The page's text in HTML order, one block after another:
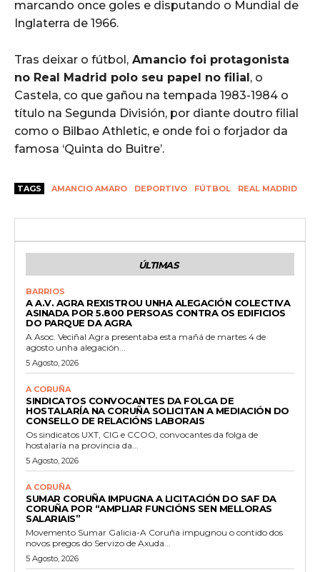
marcando once goles e disputando o Mundial de
Inglaterra de 1966.
Tras deixar o fútbol, Amancio foi protagonista
no Real Madrid polo seu papel no filial, o
Castela, co que gañou na tempada 1983-1984 o
título na Segunda División, por diante doutro filial
como o Bilbao Athletic, e onde foi o forjador da
famosa ‘Quinta do Buitre’.
TAGS AMANCIO AMARO DEPORTIVO FÚTBOL REAL MADRID
ÚLTIMAS
BARRIOS
A A.V. AGRA REXISTROU UNHA ALEGACIÓN COLECTIVA
ASINADA POR 5.800 PERSOAS CONTRA OS EDIFICIOS
DO PARQUE DA AGRA
A Asoc. Veciñal Agra presentaba esta mañá de martes 4 de
agosto unha alegación...
5 Agosto, 2026
A CORUÑA
SINDICATOS CONVOCANTES DA FOLGA DE
HOSTALARÍA NA CORUÑA SOLICITAN A MEDIACIÓN DO
CONSELLO DE RELACIÓNS LABORAIS
Os sindicatos UXT, CIG e CCOO, convocantes da folga de
hostalaría na provincia da...
5 Agosto, 2026
A CORUÑA
SUMAR CORUÑA IMPUGNA A LICITACIÓN DO SAF DA
CORUÑA POR “AMPLIAR FUNCIÓNS SEN MELLORAS
SALARIAIS”
Movemento Sumar Galicia-A Coruña impugnou o contido dos
novos pregos do Servizo de Axuda...
5 Agosto, 2026